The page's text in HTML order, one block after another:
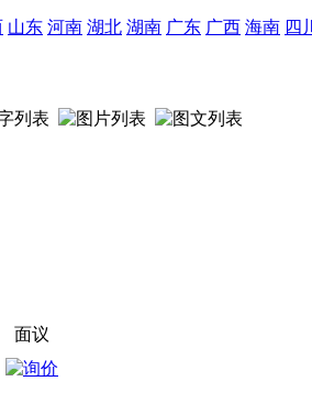
山东 河南 湖北 湖南 广东 广西 海南 四川
面议